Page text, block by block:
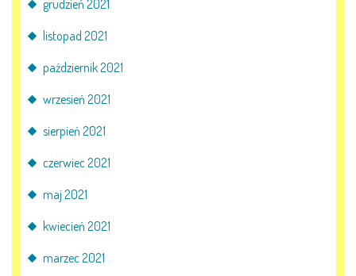
grudzień 2021
listopad 2021
październik 2021
wrzesień 2021
sierpień 2021
czerwiec 2021
maj 2021
kwiecień 2021
marzec 2021